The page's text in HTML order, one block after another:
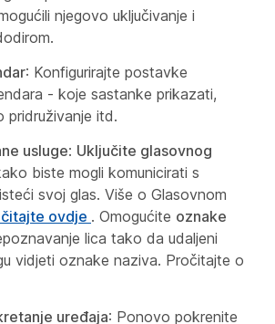
njegovo uključivanje i
: Konfigurirajte postavke
- koje sastanke prikazati,
pridruživanje itd.
usluge: Uključite glasovnog
biste mogli komunicirati s
svoj glas. Više o Glasovnom
ovdje . Omogućite oznake
lica tako da udaljeni
vidjeti oznake naziva. Pročitajte o
uređaja: Ponovo pokrenite